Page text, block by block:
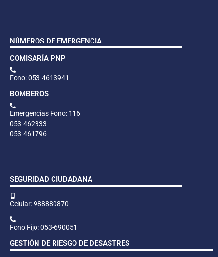
NÚMEROS DE EMERGENCIA
COMISARÍA PNP
Fono: 053-4613941
BOMBEROS
Emergencias Fono: 116
053-462333
053-461796
SEGURIDAD CIUDADANA
Celular: 988880870
Fono Fijo: 053-690051
GESTIÓN DE RIESGO DE DESASTRES